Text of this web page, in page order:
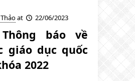
at 22/06/2023
Thông báo về
giáo dục quốc
2022